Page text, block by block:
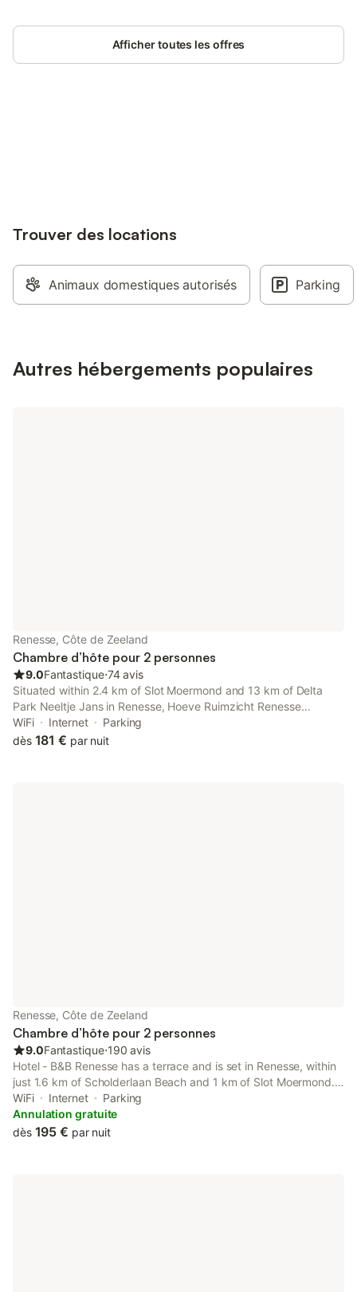
parking and private
Afficher toutes les offres
Trouver des locations
Animaux domestiques autorisés Parking
Autres hébergements populaires
Renesse, Côte de Zeeland
Chambre d’hôte pour 2 personnes
9.0Fantastique⋅74 avis
Situated within 2.4 km of Slot Moermond and 13 km of Delta
Park Neeltje Jans in Renesse, Hoeve Ruimzicht Renesse
features accommodation with seating area. The property has
garden and quiet street views, and is 22 km from Zeeland
WiFi Internet
Parking
dès 181 € par nuit
Renesse, Côte de Zeeland
Chambre d’hôte pour 2 personnes
9.0Fantastique⋅190 avis
Hotel - B&B Renesse has a terrace and is set in Renesse, within
just 1.6 km of Scholderlaan Beach and 1 km of Slot Moermond.
Complimentary WiFi is offered throughout the property and
private parking is available on site.
WiFi Internet
Parking
Annulation gratuite
dès 195 € par nuit